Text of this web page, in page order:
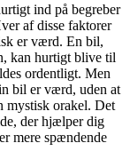
ind på begreber
af disse faktorer
er værd. En bil,
kan hurtigt blive til
ordentligt. Men
bil er værd, uden at
mystisk orakel. Det
der hjælper dig
mere spændende